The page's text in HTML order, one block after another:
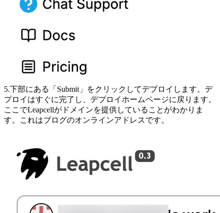
5.下部にある「Submit」をクリックしてデプロイします。デ
プロイはすぐに完了し、デプロイホームページに戻ります。
ここでLeapcellがドメインを提供していることがわかりま
す。これはブログのオンラインアドレスです。